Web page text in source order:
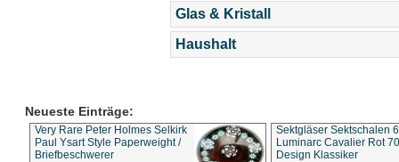
Glas & Kristall
Haushalt
Neueste Einträge:
Very Rare Peter Holmes Selkirk
Paul Ysart Style Paperweight /
Briefbeschwerer
Sektgläser Sektschalen
Luminarc Cavalier Rot
Design Klassiker